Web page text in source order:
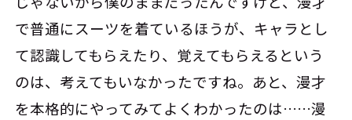
で普通にスーツを着ているほうが、キャラとし
て認識してもらえたり、覚えてもらえるという
のは、考えてもいなかったですね。あと、漫才
を本格的にやってみてよくわかったのは……漫